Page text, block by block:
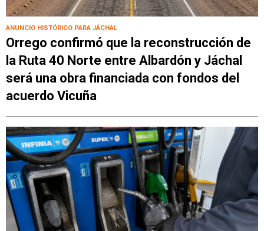
ANUNCIO HISTÓRICO PARA JÁCHAL
Orrego confirmó que la reconstrucción de
la Ruta 40 Norte entre Albardón y Jáchal
será una obra financiada con fondos del
acuerdo Vicuña